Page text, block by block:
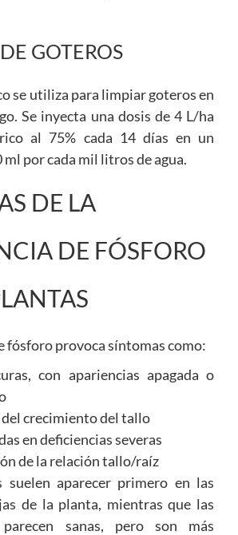
GOTEROS
se utiliza para limpiar goteros en
Se inyecta una dosis de 4 L/ha
al 75% cada 14 días en un
por cada mil litros de agua.
DE LA
DE FÓSFORO
fósforo provoca síntomas como:
con apariencias apagada o
crecimiento del tallo
en deficiencias severas
de la relación tallo/raíz
suelen aparecer primero en las
de la planta, mientras que las
sanas, pero son más